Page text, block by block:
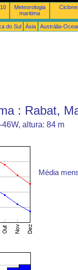
Meteorologia
maritima
do Sul Ásia Austrália-
: Rabat,
altura: 84 m
Média